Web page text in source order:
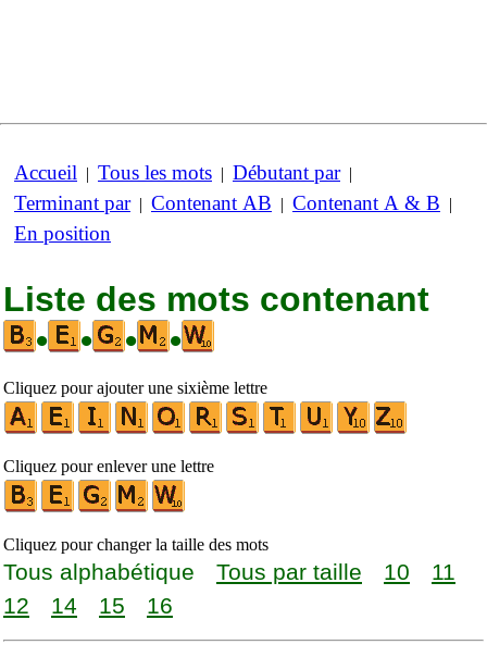
Accueil | Tous les mots | Débutant par|
Terminant par| Contenant AB | Contenant A & B |
En position
Liste des mots contenant
•
• • •
Cliquez pour ajouter une sixième lettre
Cliquez pour enlever une lettre
Cliquez pour changer la taille des mots
Tous alphabétique Tous par taille 10
11
12
14 15 16